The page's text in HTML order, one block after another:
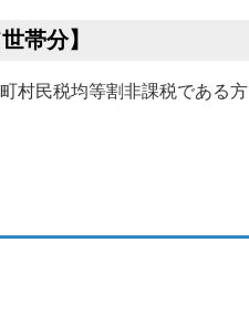
帯分】
村民税均等割非課税である方